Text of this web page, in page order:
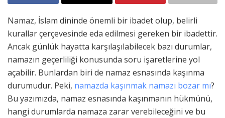
Namaz, İslam dininde önemli bir ibadet olup, belirli
kurallar çerçevesinde eda edilmesi gereken bir ibadettir.
Ancak günlük hayatta karşılaşılabilecek bazı durumlar,
namazın geçerliliği konusunda soru işaretlerine yol
açabilir. Bunlardan biri de namaz esnasında kaşınma
durumudur. Peki, namazda kaşınmak namazı bozar mı?
Bu yazımızda, namaz esnasında kaşınmanın hükmünü,
hangi durumlarda namaza zarar verebileceğini ve bu